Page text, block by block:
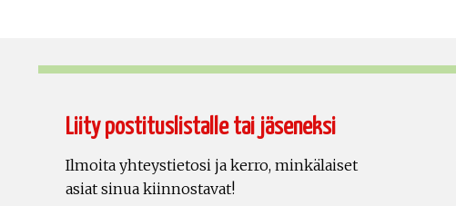
Liity postituslistalle tai jäseneksi
Ilmoita yhteystietosi ja kerro, minkälaiset
asiat sinua kiinnostavat!